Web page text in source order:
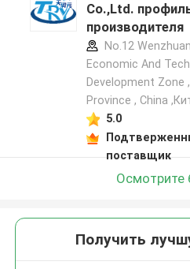
Co.,Ltd.
производителя
No.12
Economic And
Development Zone
Province , China
5.0
поставщик
Осмотрите
Получить